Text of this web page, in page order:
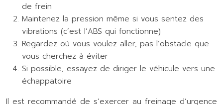
de frein
Maintenez la pression même si vous sentez des
vibrations (c’est l’ABS qui fonctionne)
Regardez où vous voulez aller, pas l’obstacle que
vous cherchez à éviter
Si possible, essayez de diriger le véhicule vers une
échappatoire
Il est recommandé de s’exercer au freinage d’urgence